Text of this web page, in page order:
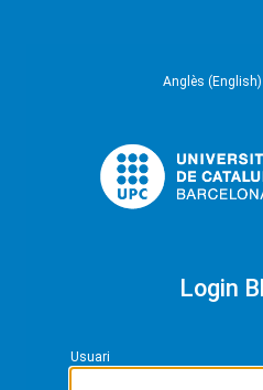
Anglès (English)
Login
Usuari